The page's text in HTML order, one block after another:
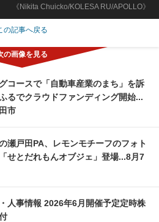
《Nikita Chuicko/KOLESA RU/APOLLO》
の記事へ戻る
コースで「自動車産業のまち」を訴
るでクラウドファンディング開始...
市
瀬戸田PA、レモンモチーフのフォト
せとだれもんオブジェ」登場...8月7
人事情報 2026年6月開催予定定時株